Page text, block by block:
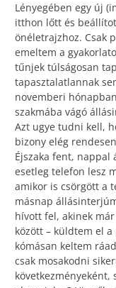
Lényegében egy új
itthon lőtt és
önéletrajzhoz. Csak
emeltem a
tűnjek túlságosan
tapasztalatlannak
novemberi
szakmába vágó
Azt ugye tudni kell,
bizony elég
Éjszaka fent, nappal
esetleg telefon lesz
amikor is csörgött a
másnap
hívott fel, akinek
között – küldtem el
kómásan keltem
csak mosakodni